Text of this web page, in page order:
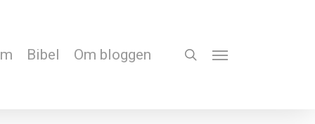
Bibel Om bloggen search
Menu